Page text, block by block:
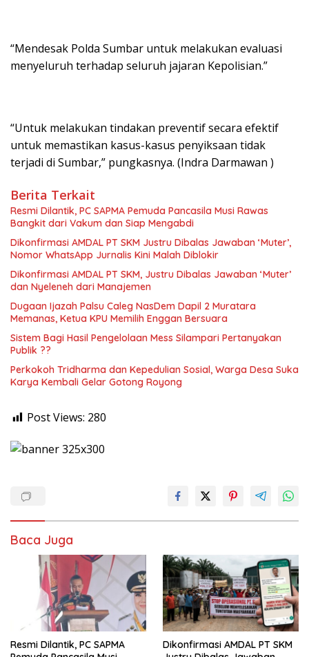
“Mendesak Polda Sumbar untuk melakukan evaluasi
menyeluruh terhadap seluruh jajaran Kepolisian.”
“Untuk melakukan tindakan preventif secara efektif
untuk memastikan kasus-kasus penyiksaan tidak
terjadi di Sumbar,” pungkasnya. (Indra Darmawan )
Berita Terkait
Resmi Dilantik, PC SAPMA Pemuda Pancasila Musi Rawas
Bangkit dari Vakum dan Siap Mengabdi
Dikonfirmasi AMDAL PT SKM Justru Dibalas Jawaban ‘Muter’,
Nomor WhatsApp Jurnalis Kini Malah Diblokir
Dikonfirmasi AMDAL PT SKM, Justru Dibalas Jawaban ‘Muter’
dan Nyeleneh dari Manajemen
Dugaan Ijazah Palsu Caleg NasDem Dapil 2 Muratara
Memanas, Ketua KPU Memilih Enggan Bersuara
Sistem Bagi Hasil Pengelolaan Mess Silampari Pertanyakan
Publik ??
Perkokoh Tridharma dan Kepedulian Sosial, Warga Desa Suka
Karya Kembali Gelar Gotong Royong
Post Views: 280
Baca Juga
Resmi Dilantik, PC SAPMA
Dikonfirmasi AMDAL PT SKM